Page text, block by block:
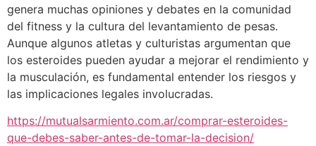
genera muchas opiniones y debates en la comunidad
del fitness y la cultura del levantamiento de pesas.
Aunque algunos atletas y culturistas argumentan que
los esteroides pueden ayudar a mejorar el rendimiento y
la musculación, es fundamental entender los riesgos y
las implicaciones legales involucradas.
https://mutualsarmiento.com.ar/comprar-esteroides-
que-debes-saber-antes-de-tomar-la-decision/